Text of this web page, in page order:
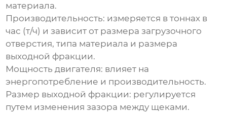
материала.
Производительность: измеряется в тоннах в
час (т/ч) и зависит от размера загрузочного
отверстия, типа материала и размера
выходной фракции.
Мощность двигателя: влияет на
энергопотребление и производительность.
Размер выходной фракции: регулируется
путем изменения зазора между щеками.